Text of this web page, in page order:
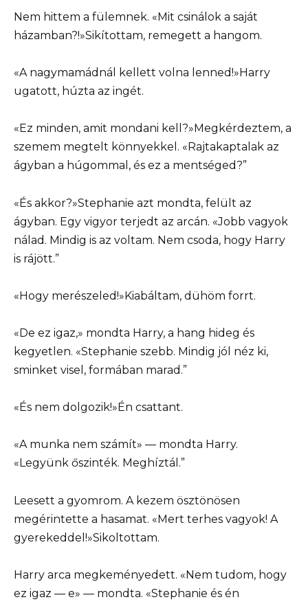
Nem hittem a fülemnek. «Mit csinálok a saját
házamban?!»Sikítottam, remegett a hangom.
«A nagymamádnál kellett volna lenned!»Harry
ugatott, húzta az ingét.
«Ez minden, amit mondani kell?»Megkérdeztem, a
szemem megtelt könnyekkel. «Rajtakaptalak az
ágyban a húgommal, és ez a mentséged?”
«És akkor?»Stephanie azt mondta, felült az
ágyban. Egy vigyor terjedt az arcán. «Jobb vagyok
nálad. Mindig is az voltam. Nem csoda, hogy Harry
is rájött.”
«Hogy merészeled!»Kiabáltam, dühöm forrt.
«De ez igaz,» mondta Harry, a hang hideg és
kegyetlen. «Stephanie szebb. Mindig jól néz ki,
sminket visel, formában marad.”
«És nem dolgozik!»Én csattant.
«A munka nem számít» — mondta Harry.
«Legyünk őszinték. Meghíztál.”
Leesett a gyomrom. A kezem ösztönösen
megérintette a hasamat. «Mert terhes vagyok! A
gyerekeddel!»Sikoltottam.
Harry arca megkeményedett. «Nem tudom, hogy
ez igaz — e» — mondta. «Stephanie és én